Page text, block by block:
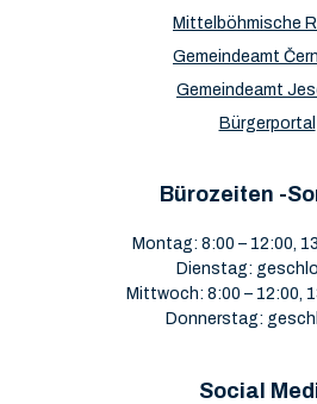
Mittelböhmische
Gemeindeamt
Gemeindeamt
Bürgerportal
Bürozeiten -
Montag: 8:00 – 12:00,
Dienstag:
Mittwoch: 8:00 – 12:00,
Donnerstag:
Social